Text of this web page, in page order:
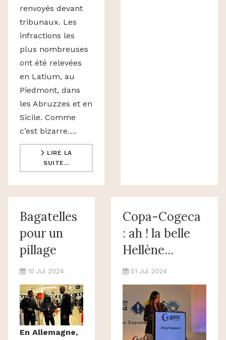
renvoyés devant
tribunaux. Les
infractions les
plus nombreuses
ont été relevées
en Latium, au
Piedmont, dans
les Abruzzes et en
Sicile. Comme
c’est bizarre….
LIRE LA
SUITE...
Bagatelles
pour un
pillage
10 Jul 2024
En Allemagne,
Copa-Cogeca
: ah ! la belle
Hellène...
01 Jul 2024